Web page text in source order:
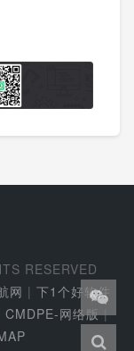
RESERVED
网 | 下1个好软件
CMDPE-网络版|